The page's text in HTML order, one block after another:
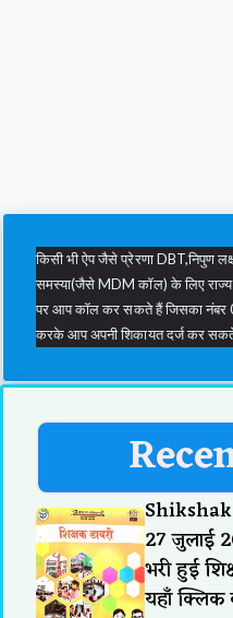
किसी भी ऐप जैसे प्रेरणा DBT,निपुण
समस्या(जैसे MDM कॉल) के लिए राज्य
पर आप कॉल कर सकते हैं जिसका
करके आप अपनी शिकायत दर्ज कर
27 जुलाई
भरी हुई
यहाँ क्लिक